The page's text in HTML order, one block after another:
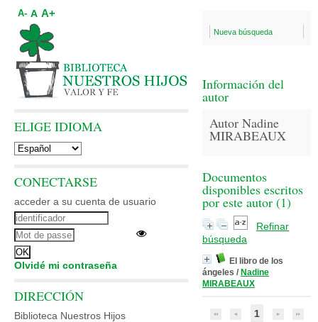
Nueva búsqueda
Información del
autor
Autor Nadine
MIRABEAUX
Documentos
disponibles escritos
por este autor (1)
Refinar
búsqueda
El libro de los
ángeles / Nadine
MIRABEAUX
1
A- A A+
ELIGE IDIOMA
CONECTARSE
acceder a su cuenta de usuario
Olvidé mi contraseña
DIRECCIÓN
Biblioteca Nuestros Hijos